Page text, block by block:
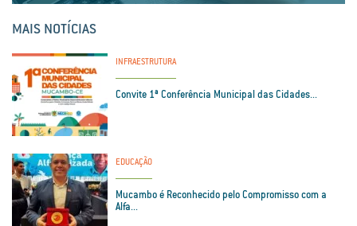
MAIS NOTÍCIAS
INFRAESTRUTURA
Convite 1ª Conferência Municipal das Cidades...
EDUCAÇÃO
Mucambo é Reconhecido pelo Compromisso com a
Alfa...